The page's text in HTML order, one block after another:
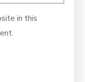
in this